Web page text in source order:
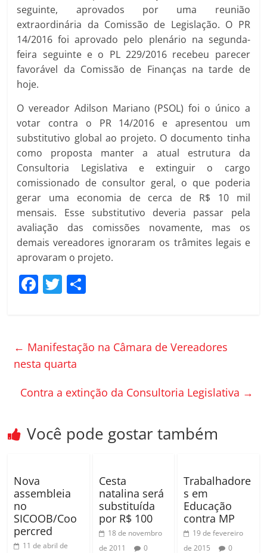
seguinte, aprovados por uma reunião
extraordinária da Comissão de Legislação. O PR
14/2016 foi aprovado pelo plenário na segunda-
feira seguinte e o PL 229/2016 recebeu parecer
favorável da Comissão de Finanças na tarde de
hoje.
O vereador Adilson Mariano (PSOL) foi o único a
votar contra o PR 14/2016 e apresentou um
substitutivo global ao projeto. O documento tinha
como proposta manter a atual estrutura da
Consultoria Legislativa e extinguir o cargo
comissionado de consultor geral, o que poderia
gerar uma economia de cerca de R$ 10 mil
mensais. Esse substitutivo deveria passar pela
avaliação das comissões novamente, mas os
demais vereadores ignoraram os trâmites legais e
aprovaram o projeto.
F
e
b
o
T
er p
h
← Manifestação na Câmara de Vereadores
nesta quarta
Contra a extinção da Consultoria Legislativa →
Você pode gostar também
Nova
assembleia
no
SICOOB/Coo
percred
11 de abril de
Cesta
natalina será
substituída
por R$ 100
18 de novembro
de 2011
0
Trabalhadore
s em
Educação
contra MP
19 de fevereiro
de 2015
0